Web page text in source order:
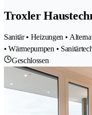
Troxler
Sanitär • Heizungen •
• Wärmepumpen •
Geschlossen